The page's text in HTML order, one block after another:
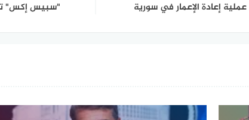
إعادة الإعمار في سورية "سبيس إكس" تبرم